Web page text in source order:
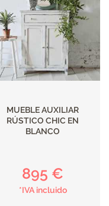
MUEBLE AUXILIAR
RÚSTICO CHIC EN
BLANCO
895 €
*IVA incluido